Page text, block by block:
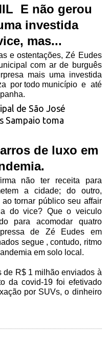
E não gerou
investida
mas...
e ostentações, Zé Eudes
com ar de burguês
mais uma investida
por todo município e até
de luxo em
não ter receita para
a cidade; do outro,
tornar público seu affair
do vice? Que o veiculo
para acomodar quatro
de Zé Eudes em
segue , contudo, ritmo
em solo local.
de R$ 1 milhão enviados à
da covid-19 foi efetivado
por SUVs, o dinheiro